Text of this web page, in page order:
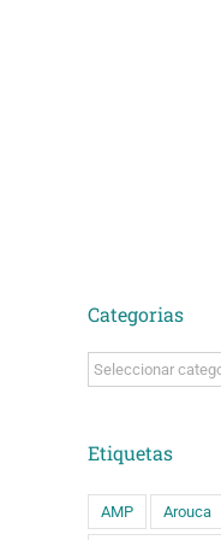
Categorias
Categorias
Etiquetas
AMP Arouca